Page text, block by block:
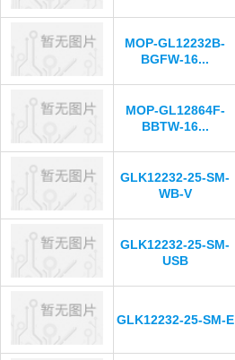
MOP-GL12232B-
BGFW-16...
MOP-GL12864F-
BBTW-16...
GLK12232-25-SM-
WB-V
GLK12232-25-SM-
USB
GLK12232-25-SM-E